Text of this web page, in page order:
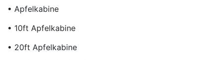
• Apfelkabine
• 10ft Apfelkabine
• 20ft Apfelkabine